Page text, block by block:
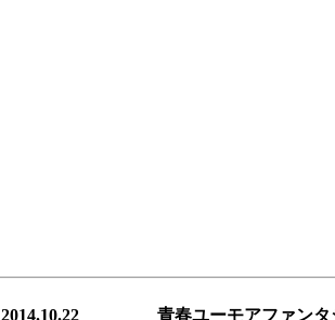
2014.10.22 青春ユーモアファンタジ